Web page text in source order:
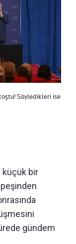
Söyledikleri ise
küçük bir
gündem